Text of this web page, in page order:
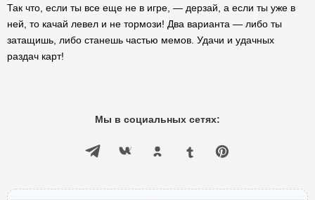
Так что, если ты все еще не в игре, — дерзай, а если ты уже в
ней, то качай левел и не тормози! Два варианта — либо ты
затащишь, либо станешь частью мемов. Удачи и удачных
раздач карт!
Мы в социальных сетях: